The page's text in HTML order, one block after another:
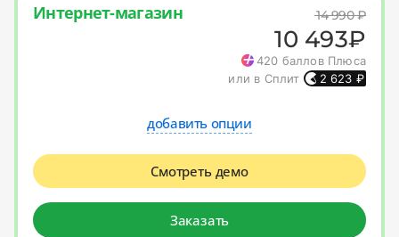
Интернет-магазин 14 990₽
10 493₽
420 баллов Плюса
или в Сплит
2 623 ₽
добавить опции
Смотреть демо
Заказать